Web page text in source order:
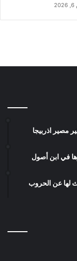
مصير اذربيجا
في ابن أصول
لها عن الحروب